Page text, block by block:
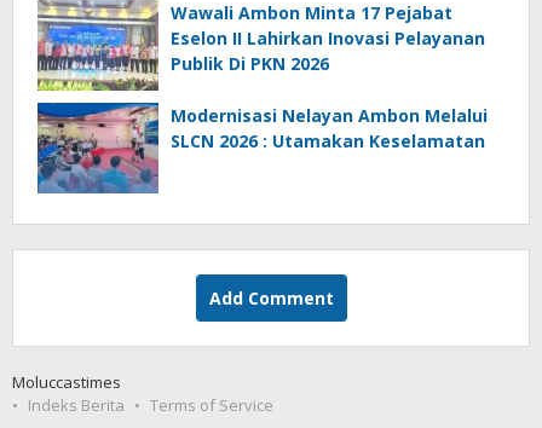
Wawali Ambon Minta 17 Pejabat
Eselon II Lahirkan Inovasi Pelayanan
Publik Di PKN 2026
Modernisasi Nelayan Ambon Melalui
SLCN 2026 : Utamakan Keselamatan
Add Comment
Moluccastimes
Indeks Berita
Terms of Service